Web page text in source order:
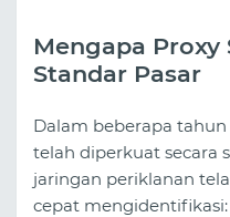
Mengapa Proxy
Standar Pasar
Dalam beberapa
telah diperkuat secara
jaringan periklanan
cepat mengidentifikasi: